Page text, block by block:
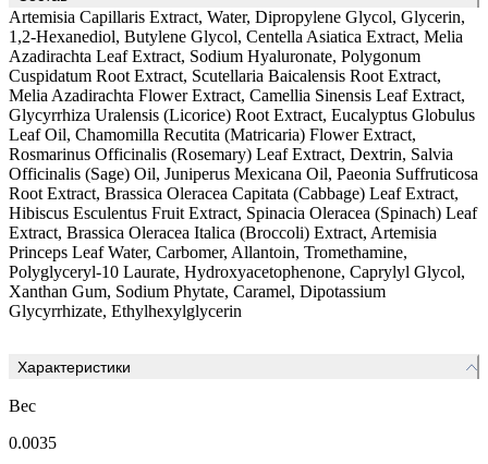
Artemisia Capillaris Extract, Water, Dipropylene Glycol, Glycerin,
1,2-Hexanediol, Butylene Glycol, Centella Asiatica Extract, Melia
Azadirachta Leaf Extract, Sodium Hyaluronate, Polygonum
Cuspidatum Root Extract, Scutellaria Baicalensis Root Extract,
Melia Azadirachta Flower Extract, Camellia Sinensis Leaf Extract,
Glycyrrhiza Uralensis (Licorice) Root Extract, Eucalyptus Globulus
Leaf Oil, Chamomilla Recutita (Matricaria) Flower Extract,
Rosmarinus Officinalis (Rosemary) Leaf Extract, Dextrin, Salvia
Officinalis (Sage) Oil, Juniperus Mexicana Oil, Paeonia Suffruticosa
Root Extract, Brassica Oleracea Capitata (Cabbage) Leaf Extract,
Hibiscus Esculentus Fruit Extract, Spinacia Oleracea (Spinach) Leaf
Extract, Brassica Oleracea Italica (Broccoli) Extract, Artemisia
Princeps Leaf Water, Carbomer, Allantoin, Tromethamine,
Polyglyceryl-10 Laurate, Hydroxyacetophenone, Caprylyl Glycol,
Xanthan Gum, Sodium Phytate, Caramel, Dipotassium
Glycyrrhizate, Ethylhexylglycerin
Характеристики
Вес
0.0035